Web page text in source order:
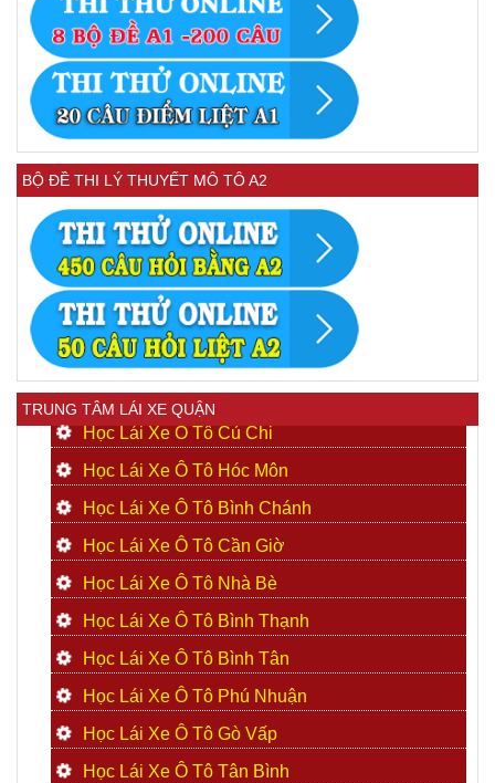
BỘ ĐỀ THI LÝ THUYẾT MÔ TÔ A2
TRUNG TÂM LÁI XE QUẬN
Học Lái Xe Ô Tô Củ Chi
Học Lái Xe Ô Tô Hóc Môn
Học Lái Xe Ô Tô Bình Chánh
Học Lái Xe Ô Tô Cần Giờ
Học Lái Xe Ô Tô Nhà Bè
Học Lái Xe Ô Tô Bình Thạnh
Học Lái Xe Ô Tô Bình Tân
Học Lái Xe Ô Tô Phú Nhuận
Học Lái Xe Ô Tô Gò Vấp
Học Lái Xe Ô Tô Tân Bình